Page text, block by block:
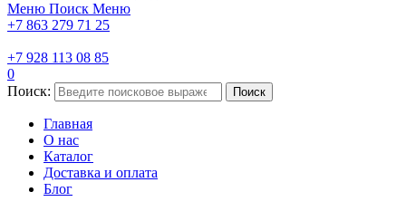
Меню Поиск Меню
+7 863 279 71 25
+7 928 113 08 85
0
Поиск:
Поиск
Главная
О нас
Каталог
Доставка и оплата
Блог